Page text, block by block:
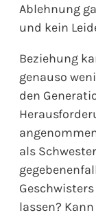
Ablehnung
und kein
Beziehung
genauso
den
als
lassen?